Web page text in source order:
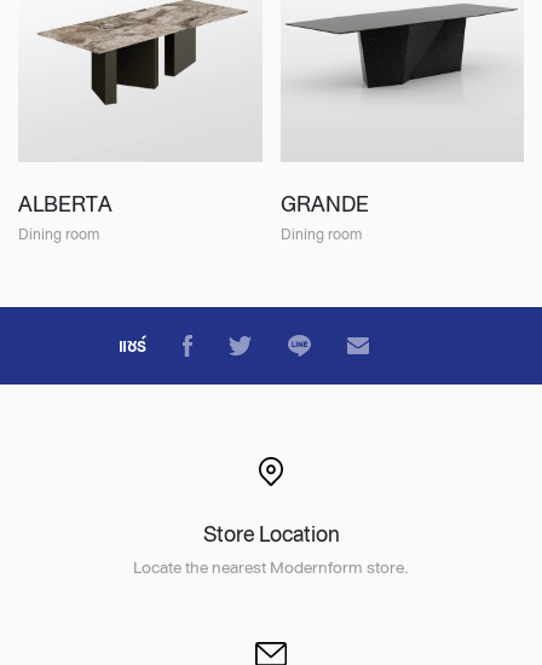
ALBERTA
Dining room
GRANDE
Dining room
แชร์
Store Location
Locate the nearest Modernform store.